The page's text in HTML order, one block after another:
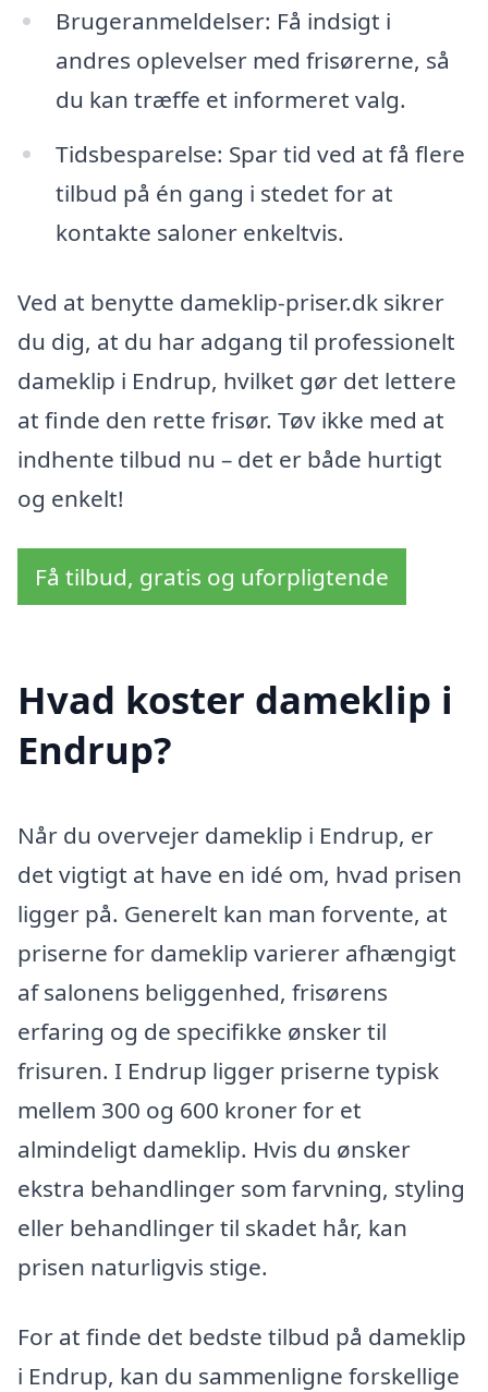
Brugeranmeldelser: Få indsigt i
andres oplevelser med frisørerne, så
du kan træffe et informeret valg.
Tidsbesparelse: Spar tid ved at få flere
tilbud på én gang i stedet for at
kontakte saloner enkeltvis.
Ved at benytte dameklip-priser.dk sikrer
du dig, at du har adgang til professionelt
dameklip i Endrup, hvilket gør det lettere
at finde den rette frisør. Tøv ikke med at
indhente tilbud nu – det er både hurtigt
og enkelt!
Få tilbud, gratis og uforpligtende
Hvad koster dameklip i
Endrup?
Når du overvejer dameklip i Endrup, er
det vigtigt at have en idé om, hvad prisen
ligger på. Generelt kan man forvente, at
priserne for dameklip varierer afhængigt
af salonens beliggenhed, frisørens
erfaring og de specifikke ønsker til
frisuren. I Endrup ligger priserne typisk
mellem 300 og 600 kroner for et
almindeligt dameklip. Hvis du ønsker
ekstra behandlinger som farvning, styling
eller behandlinger til skadet hår, kan
prisen naturligvis stige.
For at finde det bedste tilbud på dameklip
i Endrup, kan du sammenligne forskellige